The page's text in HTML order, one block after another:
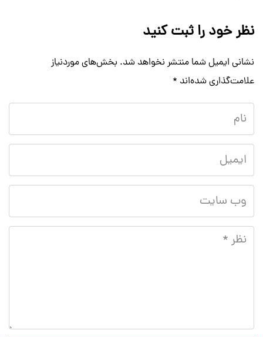
نظر خود را ثبت کنید
نشانی ایمیل شما منتشر نخواهد شد. بخش‌های موردنیاز
علامت‌گذاری شده‌اند *